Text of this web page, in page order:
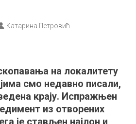
Катарина Петровић
на локалитету
смо недавно писали,
крају. Испражњен
из отворених
је стављен најлон и